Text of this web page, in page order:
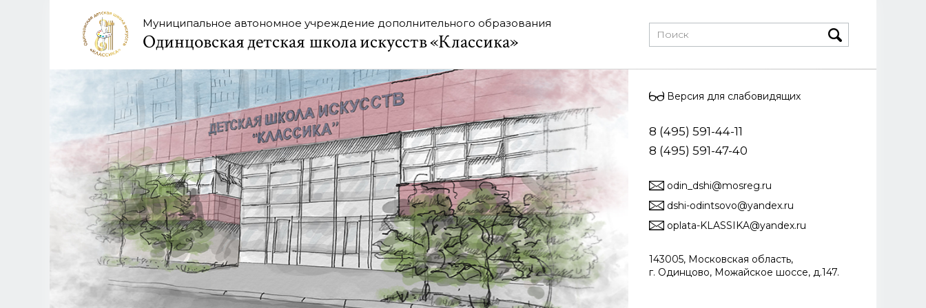
Муниципальное автономное учреждение дополнительного образования
Одинцовская детская школа искусств «Классика»
Версия для слабовидящих
8 (495) 591-44-11
8 (495) 591-47-40
odin_dshi@mosreg.ru
dshi-odintsovo@yandex.ru
oplata-KLASSIKA@yandex.ru
143005, Московская область,
г. Одинцово, Можайское шоссе, д.147.